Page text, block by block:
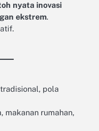
nyata inovasi
ekstrem.
pola
makanan rumahan,